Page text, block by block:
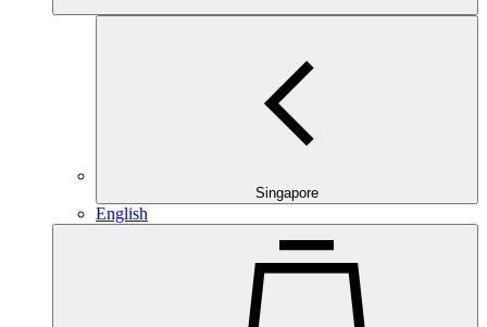
Singapore
English